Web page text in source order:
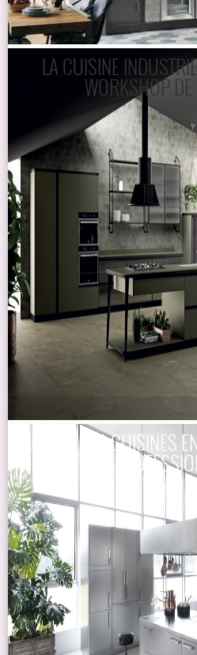
LA CUISINE
WORKSHOP DE
ABIMIS : LES CUISINES